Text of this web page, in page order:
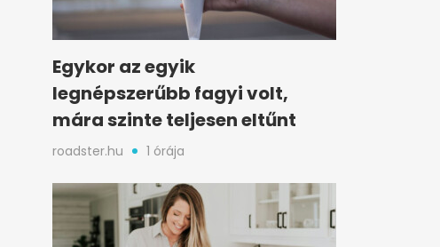
Egykor az egyik
legnépszerűbb fagyi volt,
mára szinte teljesen eltűnt
roadster.hu 1 órája